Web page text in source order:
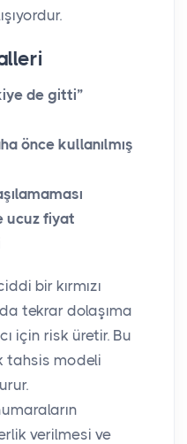
de gitti”
önce kullanılmış
ucuz fiyat
bir kırmızı
tekrar dolaşıma
için risk üretir. Bu
tahsis modeli
verilmesi ve